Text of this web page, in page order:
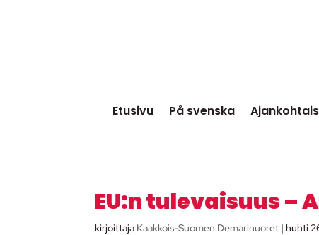
Etusivu På svenska
EU:n tulevaisuus –
kirjoittaja Kaakkois-Suomen Demarinuoret |huhti